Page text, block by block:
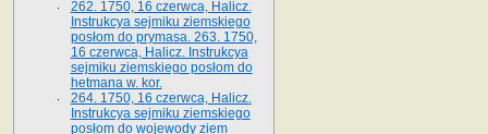
262. 1750, 16 czerwca, Halicz.
Instrukcya sejmiku ziemskiego
posłom do prymasa. 263. 1750,
16 czerwca, Halicz. Instrukcya
sejmiku ziemskiego posłom do
hetmana w. kor.
264. 1750, 16 czerwca, Halicz.
Instrukcya sejmiku ziemskiego
posłom do wojewody ziem